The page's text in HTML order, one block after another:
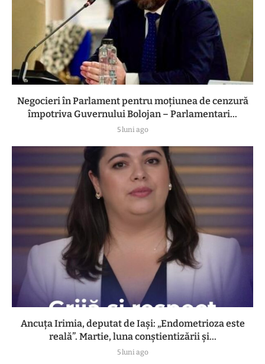
Negocieri în Parlament pentru moțiunea de cenzură
împotriva Guvernului Bolojan – Parlamentari...
5 luni ago
Ancuța Irimia, deputat de Iași: „Endometrioza este
reală”. Martie, luna conștientizării și...
5 luni ago